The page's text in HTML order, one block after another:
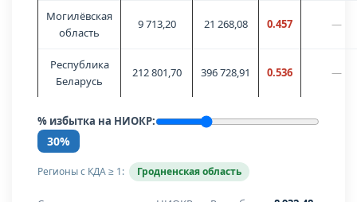
Могилёвская
область
9 713,20 21 268,08 0.457 —
Республика
Беларусь
212 801,70 396 728,91 0.536 —
% избытка на НИОКР:
30%
Регионы с КДА ≥ 1: Гродненская область